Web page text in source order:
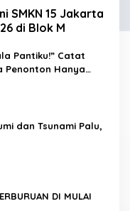
SMKN 15 Jakarta
di Blok M
Pantiku!” Catat
Penonton Hanya
dan Tsunami Palu,
DI MULAI